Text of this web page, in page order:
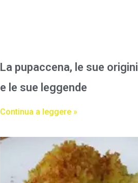
La pupaccena, le sue origini
e le sue leggende
Continua a leggere »